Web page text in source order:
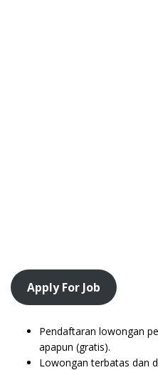
Apply For Job
Pendaftaran lowongan
apapun (gratis).
Lowongan terbatas dan